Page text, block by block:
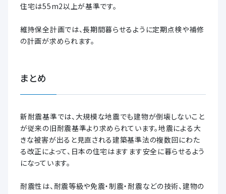
住宅は55m2以上が基準です。
維持保全計画では、長期間暮らせるように定期点検や補修
の計画が求められます。
まとめ
新耐震基準では、大規模な地震でも建物が倒壊しないこと
が従来の旧耐震基準より求められています。地震による大
きな被害が出ると見直される建築基準法の複数回にわた
る改正によって、日本の住宅はますます安全に暮らせるよう
になっています。
耐震性は、耐震等級や免震・制震・耐震などの技術、建物の